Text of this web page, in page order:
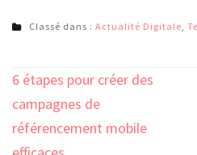
Classé dans : Actualité Digitale,
Navigation
de
l’article
6 étapes pour créer des
campagnes de
référencement mobile